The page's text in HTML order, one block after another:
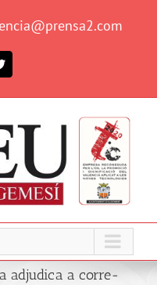
Twitter
adjudica a corre-